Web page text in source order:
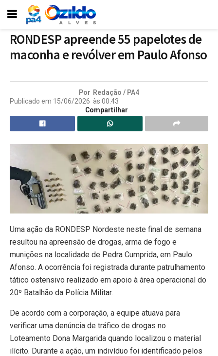
RONDESP apreende 55 papelotes de
maconha e revólver em Paulo Afonso
Por Redação / PA4
Publicado em 15/06/2026 às 00:43
Compartilhar
Uma ação da RONDESP Nordeste neste final de semana
resultou na apreensão de drogas, arma de fogo e
munições na localidade de Pedra Cumprida, em Paulo
Afonso. A ocorrência foi registrada durante patrulhamento
tático ostensivo realizado em apoio à área operacional do
20º Batalhão da Polícia Militar.
De acordo com a corporação, a equipe atuava para
verificar uma denúncia de tráfico de drogas no
Loteamento Dona Margarida quando localizou o material
ilícito. Durante a ação, um indivíduo foi identificado pelos